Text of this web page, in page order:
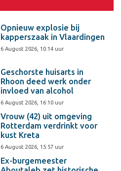
Opnieuw explosie bij
kapperszaak in Vlaardingen
6 August 2026, 10:14 uur
Geschorste huisarts in
Rhoon deed werk onder
invloed van alcohol
6 August 2026, 16:10 uur
Vrouw (42) uit omgeving
Rotterdam verdrinkt voor
kust Kreta
6 August 2026, 15:57 uur
Ex-burgemeester